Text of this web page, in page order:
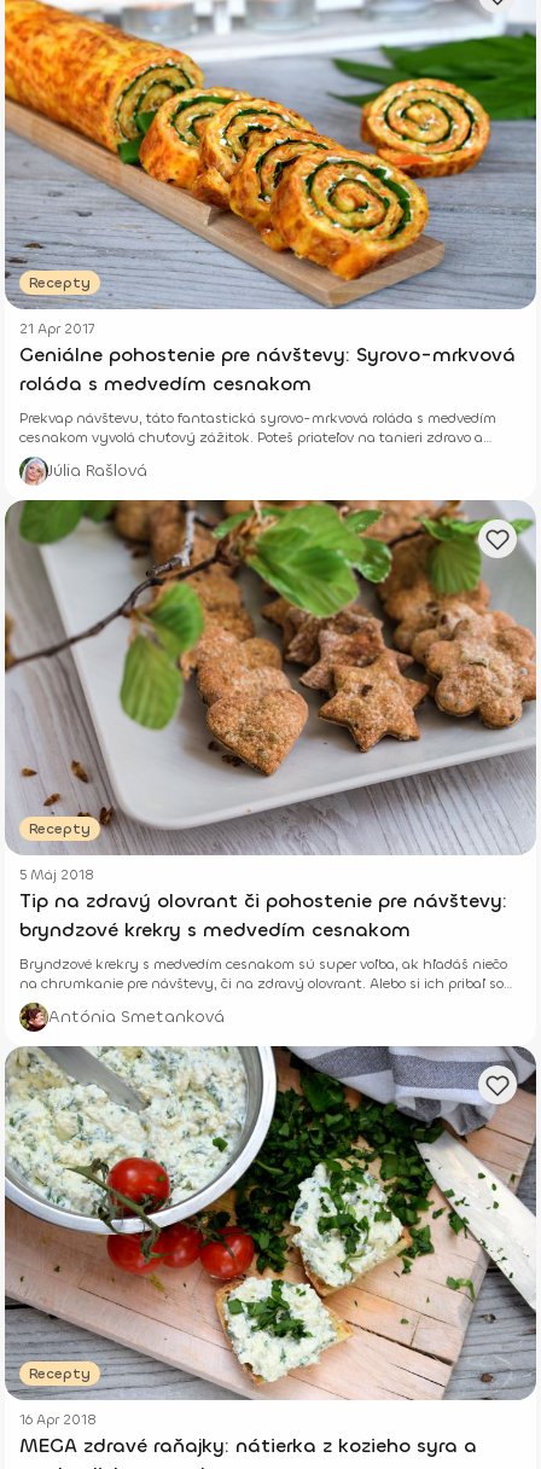
Recepty
21 Apr 2017
Geniálne pohostenie pre návštevy: Syrovo-mrkvová
roláda s medvedím cesnakom
Prekvap návštevu, táto fantastická syrovo-mrkvová roláda s medvedím
cesnakom vyvolá chuťový zážitok. Poteš priateľov na tanieri zdravo a
chutne
Júlia Rašlová
Recepty
5 Máj 2018
Tip na zdravý olovrant či pohostenie pre návštevy:
bryndzové krekry s medvedím cesnakom
Bryndzové krekry s medvedím cesnakom sú super voľba, ak hľadáš niečo
na chrumkanie pre návštevy, či na zdravý olovrant. Alebo si ich pribaľ so
sebou na cesty či výlety.
Antónia Smetanková
Recepty
16 Apr 2018
MEGA zdravé raňajky: nátierka z kozieho syra a